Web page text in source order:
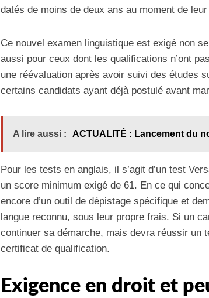
datés de moins de deux ans au moment de
Ce nouvel examen linguistique est exigé non
aussi pour ceux dont les qualifications n’ont
une réévaluation après avoir suivi des études
certains candidats ayant déjà postulé avant
A lire aussi : ACTUALITÉ : Lancement du
Pour les tests en anglais, il s’agit d’un test
un score minimum exigé de 61. En ce qui
encore d’un outil de dépistage spécifique et
langue reconnu, sous leur propre frais. Si un
continuer sa démarche, mais devra réussir un
certificat de qualification.
Exigence en droit et